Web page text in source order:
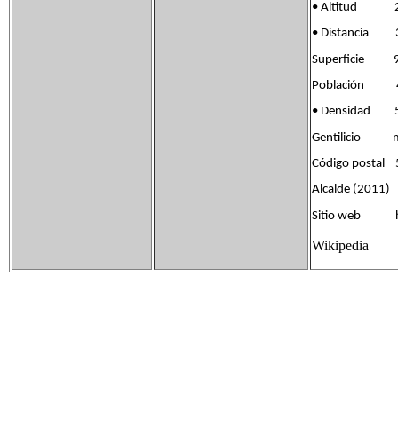
• Altitud
• Distancia
Superficie
Población
• Densidad
Gentilicio
Código postal
Alcalde (2011)
Sitio web
Wikipedia